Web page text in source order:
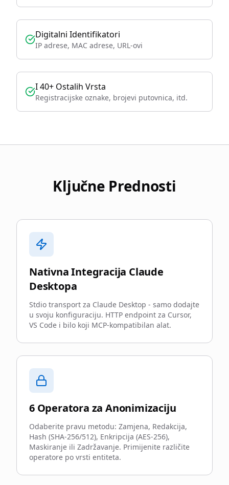
Digitalni Identifikatori
IP adrese, MAC adrese, URL-ovi
I 40+ Ostalih Vrsta
Registracijske oznake, brojevi putovnica, itd.
Ključne Prednosti
Nativna Integracija Claude
Desktopa
Stdio transport za Claude Desktop - samo dodajte
u svoju konfiguraciju. HTTP endpoint za Cursor,
VS Code i bilo koji MCP-kompatibilan alat.
6 Operatora za Anonimizaciju
Odaberite pravu metodu: Zamjena, Redakcija,
Hash (SHA-256/512), Enkripcija (AES-256),
Maskiranje ili Zadržavanje. Primijenite različite
operatore po vrsti entiteta.